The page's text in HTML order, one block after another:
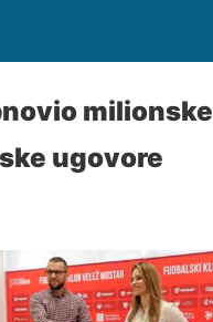
milionske
ugovore